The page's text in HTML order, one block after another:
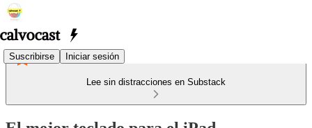
Suscribirse Iniciar sesión
Lee sin distracciones en Substack